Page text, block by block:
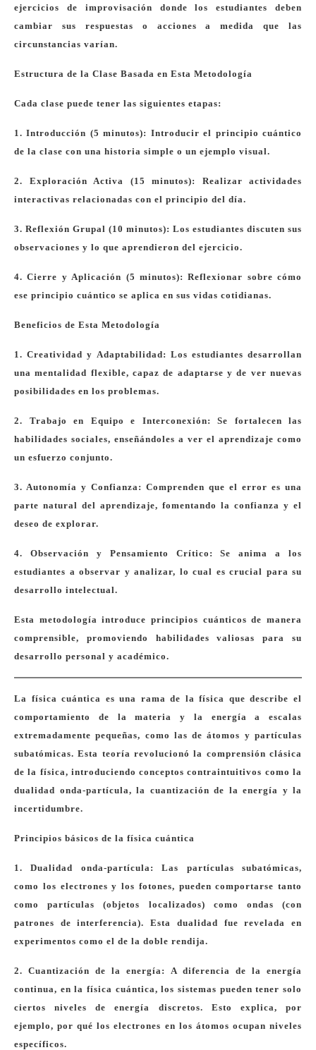
ejercicios de improvisación donde los estudiantes deben
cambiar sus respuestas o acciones a medida que las
circunstancias varían.
Estructura de la Clase Basada en Esta Metodología
Cada clase puede tener las siguientes etapas:
1. Introducción (5 minutos): Introducir el principio cuántico
de la clase con una historia simple o un ejemplo visual.
2. Exploración Activa (15 minutos): Realizar actividades
interactivas relacionadas con el principio del día.
3. Reflexión Grupal (10 minutos): Los estudiantes discuten sus
observaciones y lo que aprendieron del ejercicio.
4. Cierre y Aplicación (5 minutos): Reflexionar sobre cómo
ese principio cuántico se aplica en sus vidas cotidianas.
Beneficios de Esta Metodología
1. Creatividad y Adaptabilidad: Los estudiantes desarrollan
una mentalidad flexible, capaz de adaptarse y de ver nuevas
posibilidades en los problemas.
2. Trabajo en Equipo e Interconexión: Se fortalecen las
habilidades sociales, enseñándoles a ver el aprendizaje como
un esfuerzo conjunto.
3. Autonomía y Confianza: Comprenden que el error es una
parte natural del aprendizaje, fomentando la confianza y el
deseo de explorar.
4. Observación y Pensamiento Crítico: Se anima a los
estudiantes a observar y analizar, lo cual es crucial para su
desarrollo intelectual.
Esta metodología introduce principios cuánticos de manera
comprensible, promoviendo habilidades valiosas para su
desarrollo personal y académico.
La física cuántica es una rama de la física que describe el
comportamiento de la materia y la energía a escalas
extremadamente pequeñas, como las de átomos y partículas
subatómicas. Esta teoría revolucionó la comprensión clásica
de la física, introduciendo conceptos contraintuitivos como la
dualidad onda-partícula, la cuantización de la energía y la
incertidumbre.
Principios básicos de la física cuántica
1. Dualidad onda-partícula: Las partículas subatómicas,
como los electrones y los fotones, pueden comportarse tanto
como partículas (objetos localizados) como ondas (con
patrones de interferencia). Esta dualidad fue revelada en
experimentos como el de la doble rendija.
2. Cuantización de la energía: A diferencia de la energía
continua, en la física cuántica, los sistemas pueden tener solo
ciertos niveles de energía discretos. Esto explica, por
ejemplo, por qué los electrones en los átomos ocupan niveles
específicos.